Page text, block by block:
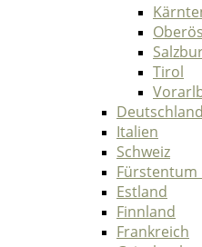
Tirol
Deutschland
Italien
Schweiz
Fürstentum
Estland
Finnland
Frankreich